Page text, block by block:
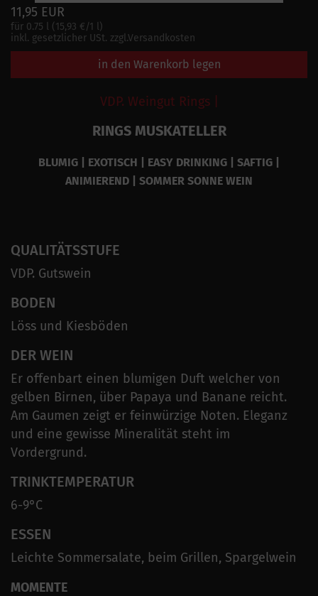
11,95 EUR
für 0.75 l (15,93 €/1 l)
inkl. gesetzlicher USt. zzgl.Versandkosten
in den Warenkorb legen
VDP. Weingut Rings |
RINGS MUSKATELLER
BLUMIG | EXOTISCH | EASY DRINKING | SAFTIG |
ANIMIEREND | SOMMER SONNE WEIN
QUALITÄTSSTUFE
VDP. Gutswein
BODEN
Löss und Kiesböden
DER WEIN
Er offenbart einen blumigen Duft welcher von
gelben Birnen, über Papaya und Banane reicht.
Am Gaumen zeigt er feinwürzige Noten. Eleganz
und eine gewisse Mineralität steht im
Vordergrund.
TRINKTEMPERATUR
6-9°C
ESSEN
Leichte Sommersalate, beim Grillen, Spargelwein
MOMENTE